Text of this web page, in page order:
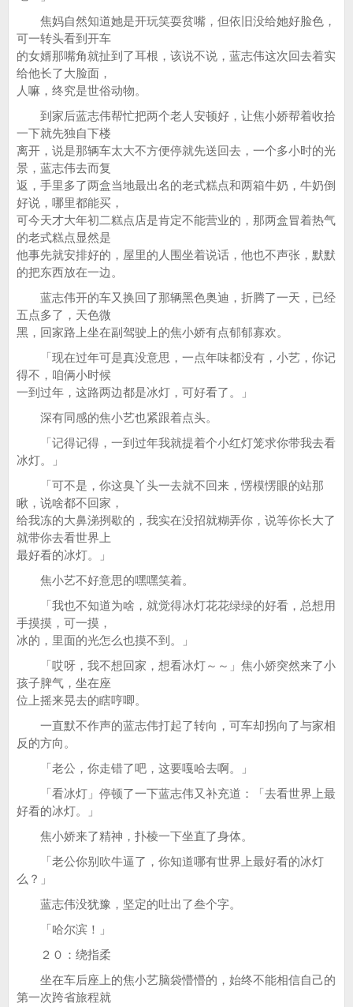
焦妈自然知道她是开玩笑耍贫嘴，但依旧没给她好脸色，
可一转头看到开车
的女婿那嘴角就扯到了耳根，该说不说，蓝志伟这次回去着实
给他长了大脸面，
人嘛，终究是世俗动物。
到家后蓝志伟帮忙把两个老人安顿好，让焦小娇帮着收拾
一下就先独自下楼
离开，说是那辆车太大不方便停就先送回去，一个多小时的光
景，蓝志伟去而复
返，手里多了两盒当地最出名的老式糕点和两箱牛奶，牛奶倒
好说，哪里都能买，
可今天才大年初二糕点店是肯定不能营业的，那两盒冒着热气
的老式糕点显然是
他事先就安排好的，屋里的人围坐着说话，他也不声张，默默
的把东西放在一边。
蓝志伟开的车又换回了那辆黑色奥迪，折腾了一天，已经
五点多了，天色微
黑，回家路上坐在副驾驶上的焦小娇有点郁郁寡欢。
「现在过年可是真没意思，一点年味都没有，小艺，你记
得不，咱俩小时候
一到过年，这路两边都是冰灯，可好看了。」
深有同感的焦小艺也紧跟着点头。
「记得记得，一到过年我就提着个小红灯笼求你带我去看
冰灯。」
「可不是，你这臭丫头一去就不回来，愣模愣眼的站那
瞅，说啥都不回家，
给我冻的大鼻涕挒歇的，我实在没招就糊弄你，说等你长大了
就带你去看世界上
最好看的冰灯。」
焦小艺不好意思的嘿嘿笑着。
「我也不知道为啥，就觉得冰灯花花绿绿的好看，总想用
手摸摸，可一摸，
冰的，里面的光怎么也摸不到。」
「哎呀，我不想回家，想看冰灯～～」焦小娇突然来了小
孩子脾气，坐在座
位上摇来晃去的瞎哼唧。
一直默不作声的蓝志伟打起了转向，可车却拐向了与家相
反的方向。
「老公，你走错了吧，这要嘎哈去啊。」
「看冰灯」停顿了一下蓝志伟又补充道：「去看世界上最
好看的冰灯。」
焦小娇来了精神，扑棱一下坐直了身体。
「老公你别吹牛逼了，你知道哪有世界上最好看的冰灯
么？」
蓝志伟没犹豫，坚定的吐出了叁个字。
「哈尔滨！」
２０：绕指柔
坐在车后座上的焦小艺脑袋懵懵的，始终不能相信自己的
第一次跨省旅程就